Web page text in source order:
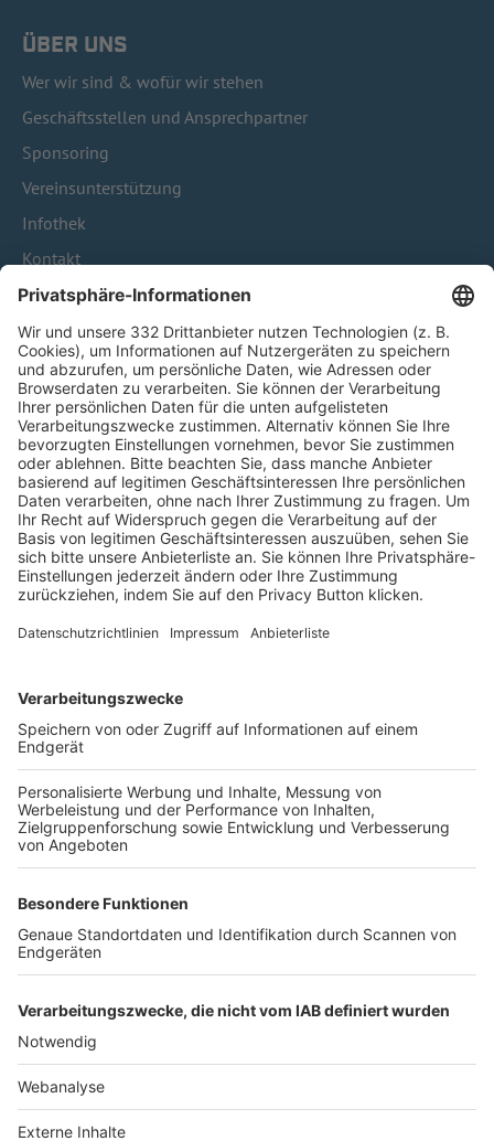
ÜBER UNS
Wer wir sind & wofür wir stehen
Geschäftsstellen und Ansprechpartner
Sponsoring
Vereinsunterstützung
Infothek
Kontakt
HÄUFIG BESUCHTE SEITEN
Pässe und Vereinswechsel
Trainerausbildung
Schulungsangebot Vereinsmitarbeiter
BFV-Geschäftsstellen
Trainerbörse
Login SpielPlus
FOLGE DEM BFV
TOP-VEREINE
TOP-PARTNER
Nutzungsbedingungen Datenschutz Impressum